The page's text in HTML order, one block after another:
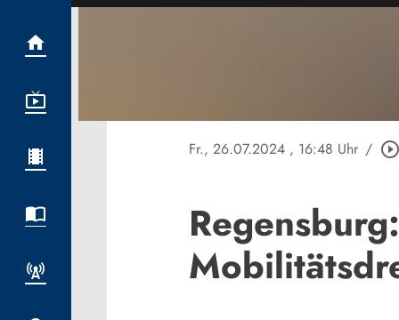
Fr., 26.07.2024 , 16:48 Uhr / play_circle_outline